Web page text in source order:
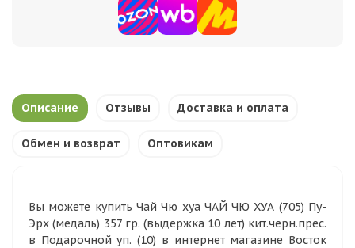
Описание Отзывы Доставка и оплата
Обмен и возврат Оптовикам
Вы можете купить Чай Чю хуа ЧАЙ ЧЮ ХУА (705) Пу-
Эрх (медаль) 357 гр. (выдержка 10 лет) кит.черн.прес.
в Подарочной уп. (10) в интернет магазине Восток